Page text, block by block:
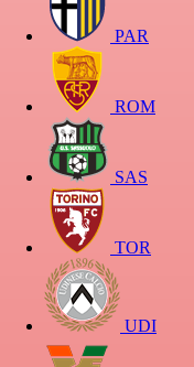
PAR
ROM
SAS
TOR
UDI